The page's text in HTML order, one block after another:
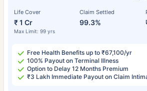
Life Cover
₹ 1 Cr
Max Limit: 99 yrs
Claim Settled
99.3%
Free Health Benefits up to ₹67,100/yr
100% Payout on Terminal Illness
Option to Delay 12 Months Premium
₹3 Lakh Immediate Payout on Claim